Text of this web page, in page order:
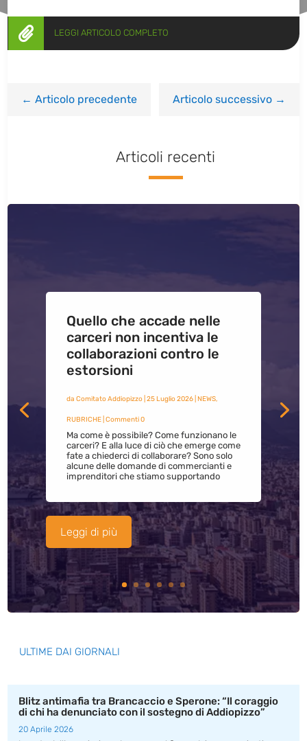
 LEGGI ARTICOLO COMPLETO
←Articolo precedente Articolo successivo→
Articoli recenti
Quello che accade nelle
carceri non incentiva le
collaborazioni contro le
estorsioni
da Comitato Addiopizzo| 25 Luglio 2026| NEWS,
RUBRICHE| Commenti 0
Ma come è possibile? Come funzionano le
carceri? E alla luce di ciò che emerge come
fate a chiederci di collaborare? Sono solo
alcune delle domande di commercianti e
imprenditori che stiamo supportando
Leggi di più
ULTIME DAI GIORNALI
Blitz antimafia tra Brancaccio e Sperone: “Il coraggio
di chi ha denunciato con il sostegno di Addiopizzo”
20 Aprile 2026